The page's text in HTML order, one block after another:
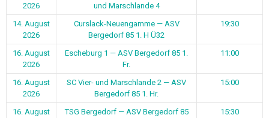
2026
und Marschlande 4
14. August
2026
Curslack-Neuengamme — ASV
Bergedorf 85 1. H Ü32
19:30
16. August
2026
Escheburg 1 — ASV Bergedorf 85 1.
Fr.
11:00
16. August
2026
SC Vier- und Marschlande 2 — ASV
Bergedorf 85 1. Hr.
15:00
16. August
TSG Bergedorf — ASV Bergedorf 85
15:30